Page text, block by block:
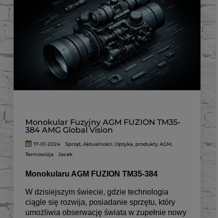
Monokular Fuzyjny AGM FUZION TM35-
384 AMG Global Vision
17-01-2024 Sprzęt,Aktualności,Optyka, produkty AGM,
Termowizja
Jacek
Monokularu AGM FUZION TM35-384
W dzisiejszym świecie, gdzie technologia
ciągle się rozwija, posiadanie sprzętu, który
umożliwia obserwację świata w zupełnie nowy